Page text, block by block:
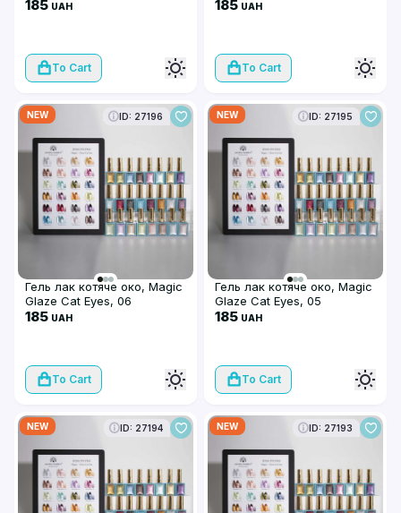
185 UAH
To Cart
185 UAH
To Cart
NEW ID: 27196
Гель лак котяче око, Magic
Glaze Cat Eyes, 06
185 UAH
To Cart
NEW ID: 27195
Гель лак котяче око, Magic
Glaze Cat Eyes, 05
185 UAH
To Cart
NEW ID: 27194 NEW ID: 27193